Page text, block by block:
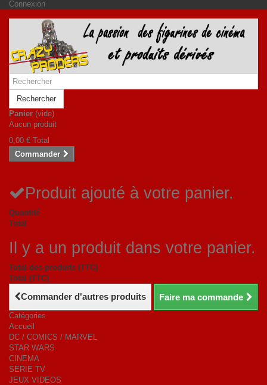
Connexion
Rechercher
Panier (vide)
Aucun produit
0,00 € Total
Commander
Produit ajouté à votre panier.
Quantité
Total
Il y a un produit dans votre panier.
Total des produits (TTC)
Total (TTC)
Commander d'autres produits Faire ma commande
Catégories
Accueil
DC / COMICS / MARVEL
STAR WARS
CINEMA
SERIE TV
JEUX VIDEOS